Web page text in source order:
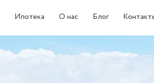
Ипотека О нас Блог